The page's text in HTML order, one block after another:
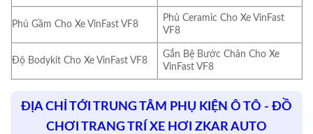
Phủ Gầm Cho Xe VinFast VF8
Phủ Ceramic Cho Xe VinFast
VF8
Độ Bodykit Cho Xe VinFast VF8
Gắn Bệ Bước Chân Cho Xe
VinFast VF8
ĐỊA CHỈ TỚI TRUNG TÂM PHỤ KIỆN Ô TÔ - ĐỒ
CHƠI TRANG TRÍ XE HƠI ZKAR AUTO